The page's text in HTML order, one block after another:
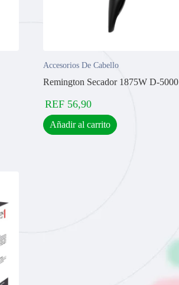
Accesorios De Cabello
Remington Secador 1875W D-5000
REF 56,90
Añadir al carrito